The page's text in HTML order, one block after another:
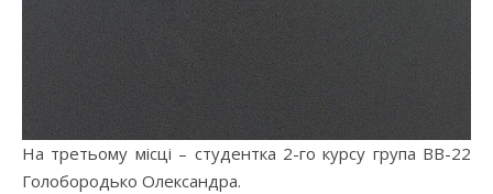
На третьому місці – студентка 2-го курсу група ВВ-22
Голобородько Олександра.